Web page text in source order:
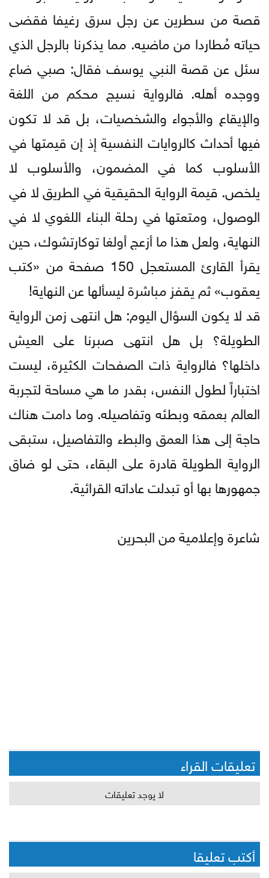
قصة من سطرين عن رجل سرق رغيفا فقضى
حياته مُطاردا من ماضيه. مما يذكرنا بالرجل الذي
سئل عن قصة النبي يوسف فقال: صبي ضاع
ووجده أهله. فالرواية نسيج محكم من اللغة
والإيقاع والأجواء والشخصيات، بل قد لا تكون
فيها أحداث كالروايات النفسية إذ إن قيمتها في
الأسلوب كما في المضمون، والأسلوب لا
يلخص. قيمة الرواية الحقيقية في الطريق لا في
الوصول، ومتعتها في رحلة البناء اللغوي لا في
النهاية، ولعل هذا ما أزعج أولغا توكارتشوك، حين
يقرأ القارئ المستعجل 150 صفحة من «كتب
يعقوب» ثم يقفز مباشرة ليسألها عن النهاية!
قد لا يكون السؤال اليوم: هل انتهى زمن الرواية
الطويلة؟ بل هل انتهى صبرنا على العيش
داخلها؟ فالرواية ذات الصفحات الكثيرة، ليست
اختباراً لطول النفس، بقدر ما هي مساحة لتجربة
العالم بعمقه وبطئه وتفاصيله. وما دامت هناك
حاجة إلى هذا العمق والبطء والتفاصيل، ستبقى
الرواية الطويلة قادرة على البقاء، حتى لو ضاق
جمهورها بها أو تبدلت عاداته القرائية.
شاعرة وإعلامية من البحرين
تعليقات القراء
لا يوجد تعليقات
أكتب تعليقا